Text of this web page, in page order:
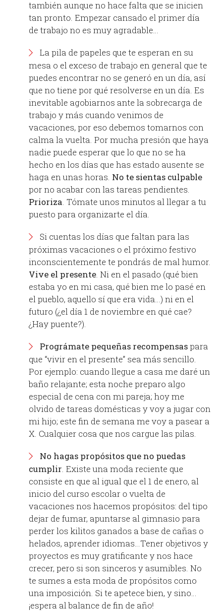
también aunque no hace falta que se inicien
tan pronto. Empezar cansado el primer día
de trabajo no es muy agradable…
La pila de papeles que te esperan en su
mesa o el exceso de trabajo en general que te
puedes encontrar no se generó en un día, así
que no tiene por qué resolverse en un día. Es
inevitable agobiarnos ante la sobrecarga de
trabajo y más cuando venimos de
vacaciones, por eso debemos tomarnos con
calma la vuelta. Por mucha presión que haya
nadie puede esperar que lo que no se ha
hecho en los días que has estado ausente se
haga en unas horas. No te sientas culpable
por no acabar con las tareas pendientes.
Prioriza. Tómate unos minutos al llegar a tu
puesto para organizarte el día.
Si cuentas los días que faltan para las
próximas vacaciones o el próximo festivo
inconscientemente te pondrás de mal humor.
Vive el presente. Ni en el pasado (qué bien
estaba yo en mi casa, qué bien me lo pasé en
el pueblo, aquello sí que era vida…) ni en el
futuro (¿el día 1 de noviembre en qué cae?
¿Hay puente?).
Prográmate pequeñas recompensaspara
que “vivir en el presente” sea más sencillo.
Por ejemplo: cuando llegue a casa me daré un
baño relajante; esta noche preparo algo
especial de cena con mi pareja; hoy me
olvido de tareas domésticas y voy a jugar con
mi hijo; este fin de semana me voy a pasear a
X. Cualquier cosa que nos cargue las pilas.
No hagas propósitos que no puedas
cumplir. Existe una moda reciente que
consiste en que al igual que el 1 de enero, al
inicio del curso escolar o vuelta de
vacaciones nos hacemos propósitos: del tipo
dejar de fumar, apuntarse al gimnasio para
perder los kilitos ganados a base de cañas o
helados, aprender idiomas…Tener objetivos y
proyectos es muy gratificante y nos hace
crecer, pero si son sinceros y asumibles. No
te sumes a esta moda de propósitos como
una imposición. Si te apetece bien, y sino…
¡espera al balance de fin de año!